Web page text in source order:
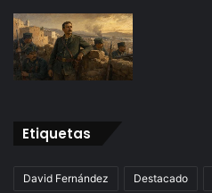
Etiquetas
David Fernández Destacado